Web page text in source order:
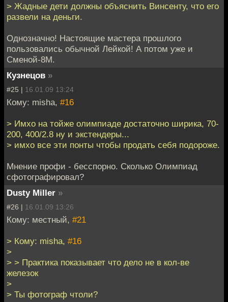
> Жадные дети должны объяснить Винсенту, что его
развели на деньги.
Однозначно! Настоящие мастера прошлого
пользовались обычной Лейкой! А потом уже и
Сменой-8М.
Кузнецов »
#25 | 16.01.09 13:24
Кому: misha, #16
> Имхо на тойже олимпиаде достаточно ширика, 70-
200, 400/2.8 ну и экстендеры...
> имхо все эти понты чтобы продать себя подороже.
Мнение профи - бесспорно. Сколько Олимпиад
сфотографировал?
Dusty Miller »
#26 | 16.01.09 13:26
Кому: местный, #21
> Кому: misha, #16
>
> > Практика показывает что дело не в кол-ве
железок
>
> Ты фотограф чтоли?